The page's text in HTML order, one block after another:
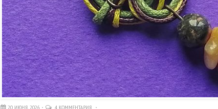
20 ИЮНЯ, 2026
4 КОММЕНТАРИЯ